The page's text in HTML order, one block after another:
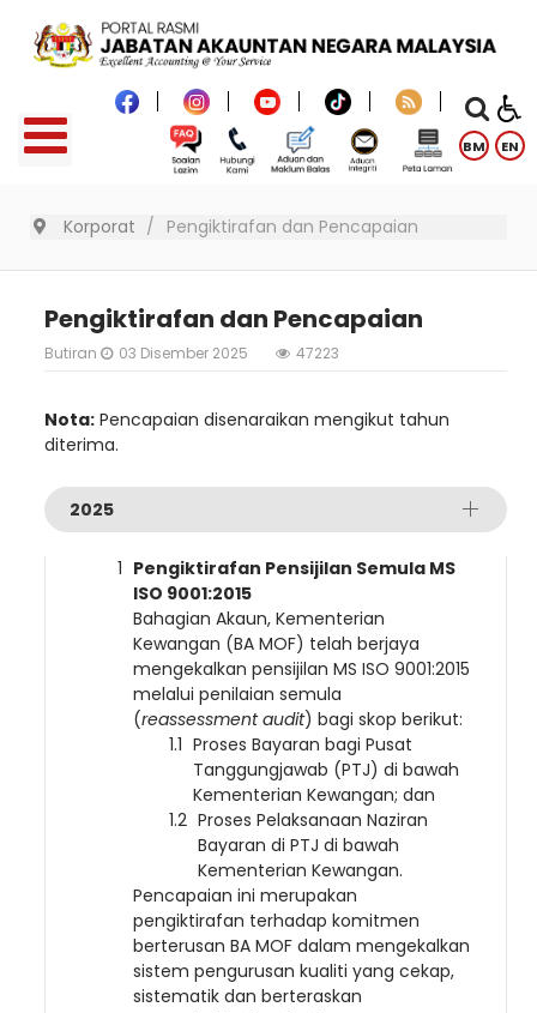
BM EN
Korporat Pengiktirafan dan Pencapaian
Pengiktirafan dan Pencapaian
Butiran 03 Disember 2025 47223
Nota: Pencapaian disenaraikan mengikut tahun
diterima.
2025
Pengiktirafan Pensijilan Semula MS
ISO 9001:2015
Bahagian Akaun, Kementerian
Kewangan (BA MOF) telah berjaya
mengekalkan pensijilan MS ISO 9001:2015
melalui penilaian semula
(reassessment audit) bagi skop berikut:
Proses Bayaran bagi Pusat
Tanggungjawab (PTJ) di bawah
Kementerian Kewangan; dan
Proses Pelaksanaan Naziran
Bayaran di PTJ di bawah
Kementerian Kewangan.
Pencapaian ini merupakan
pengiktirafan terhadap komitmen
berterusan BA MOF dalam mengekalkan
sistem pengurusan kualiti yang cekap,
sistematik dan berteraskan